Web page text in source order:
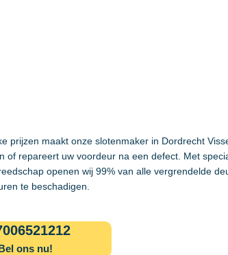
prijzen maakt onze slotenmaker in Dordrecht
of repareert uw voordeur na een defect. Met
openen wij 99% van alle vergrendelde
te beschadigen.
ons nu!